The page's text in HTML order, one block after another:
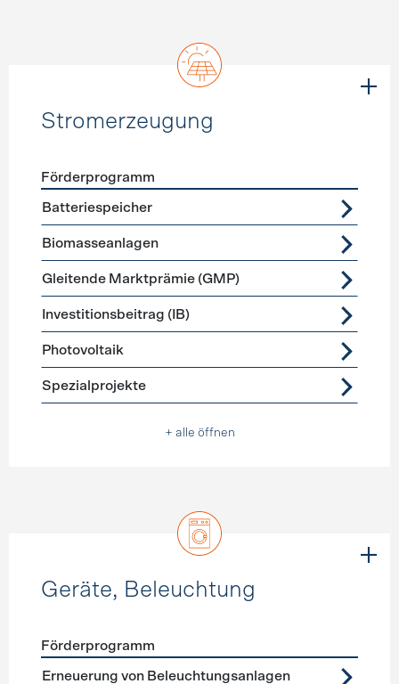
Stromerzeugung
Förderprogramme
Förderprogramm
Batteriespeicher
Biomasseanlagen
Gleitende Marktprämie (GMP)
Investitionsbeitrag (IB)
Photovoltaik
Spezialprojekte
+ alle öffnen
Geräte, Beleuchtung
Förderprogramme Geräte, Beleuchtung
Förderprogramm
Erneuerung von Beleuchtungsanlagen